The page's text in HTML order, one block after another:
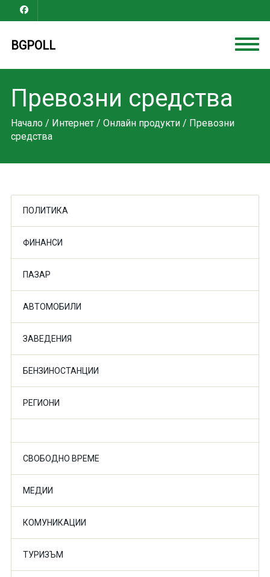
BGPOLL
Превозни средства
Начало/ Интернет/ Онлайн продукти/ Превозни
средства
ПОЛИТИКА
ФИНАНСИ
ПАЗАР
АВТОМОБИЛИ
ЗАВЕДЕНИЯ
БЕНЗИНОСТАНЦИИ
РЕГИОНИ
СВОБОДНО ВРЕМЕ
МЕДИИ
КОМУНИКАЦИИ
ТУРИЗЪМ